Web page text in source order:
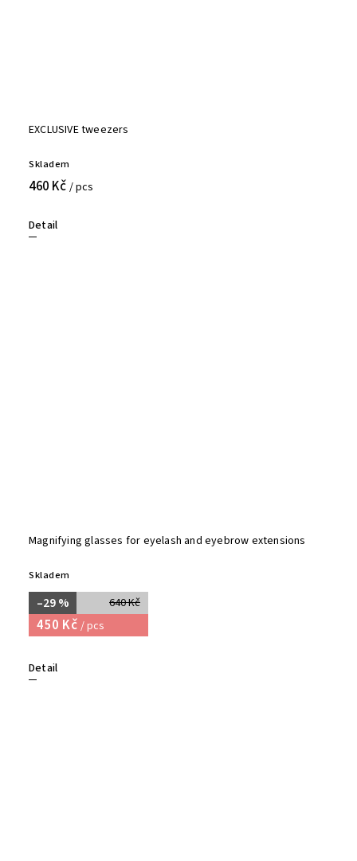
EXCLUSIVE tweezers
Skladem
460 Kč / pcs
Detail
Magnifying glasses for eyelash and eyebrow extensions
Skladem
640 Kč
–29 %
450 Kč / pcs
Detail